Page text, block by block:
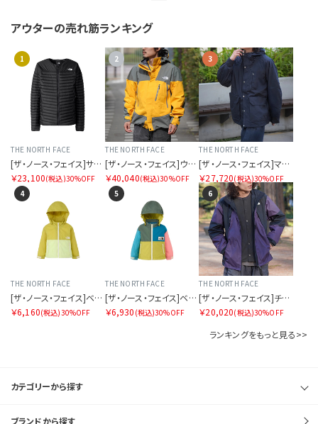
アウターの売れ筋ランキング
1
THE NORTH FACE
[ザ・ノース・フェイス]サンダーラウンドネックジャケット（メンズ）
￥23,100(税込)30%OFF
2
THE NORTH FACE
[ザ・ノース・フェイス]ウィンターダンスジャケット
￥40,040(税込)30%OFF
3
THE NORTH FACE
[ザ・ノース・フェイス]マウンテンパーカ
￥27,720(税込)30%OFF
4
THE NORTH FACE
[ザ・ノース・フェイス]ベビーコンパクトジャケット
￥6,160(税込)30%OFF
5
THE NORTH FACE
[ザ・ノース・フェイス]ベビーグランドコンパクトジャケット
￥6,930 (税込)30%OFF
6
THE NORTH FACE
[ザ・ノース・フェイス]チムニーウィンドジャケット
￥20,020(税込)30%OFF
ランキングをもっと見る>>
カテゴリーから探す
ブランドから探す